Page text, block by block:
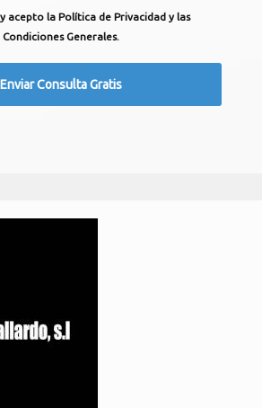
acepto la Política de Privacidad y las
Condiciones Generales.